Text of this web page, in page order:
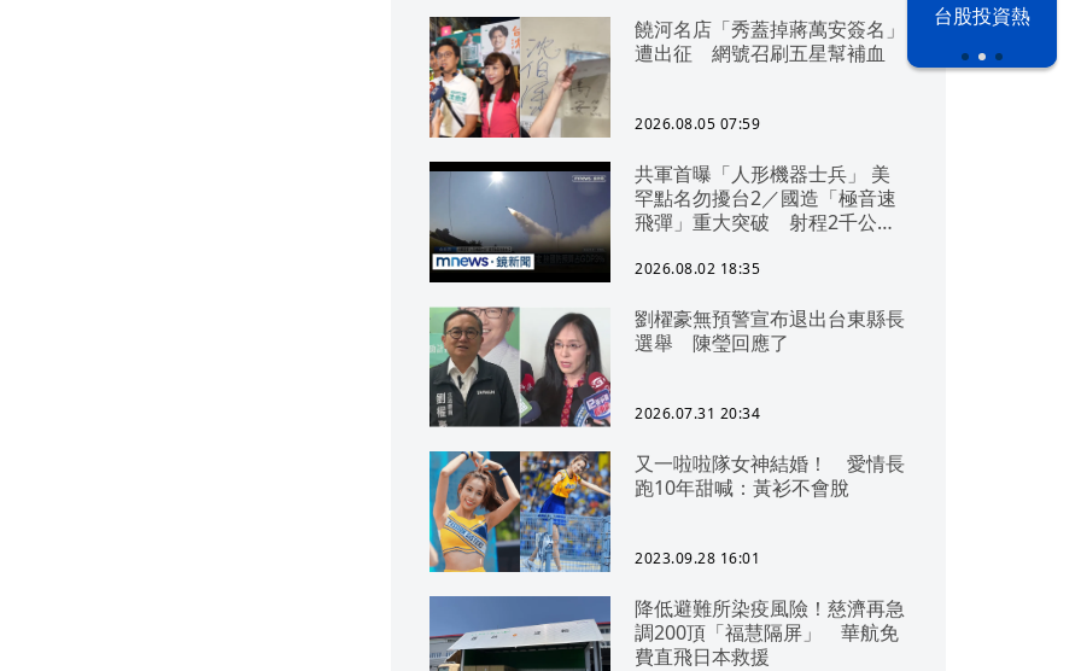
之下
台股投資熱
饒河名店「秀蓋掉蔣萬安簽名」
遭出征 網號召刷五星幫補血
2026.08.05 07:59
共軍首曝「人形機器士兵」 美
罕點名勿擾台2／國造「極音速
飛彈」重大突破 射程2千公里
2026.08.02 18:35
劉櫂豪無預警宣布退出台東縣長
選舉 陳瑩回應了
2026.07.31 20:34
又一啦啦隊女神結婚！ 愛情長
跑10年甜喊：黃衫不會脫
2023.09.28 16:01
降低避難所染疫風險！慈濟再急
調200頂「福慧隔屏」 華航免
費直飛日本救援